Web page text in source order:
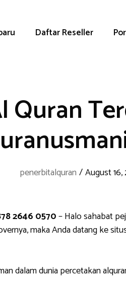
Daftar Reseller
Quran
penerbitalquran /August 16,
2646 0570– Halo sahabat
maka Anda datang ke
dalam dunia percetakan